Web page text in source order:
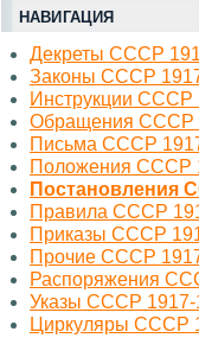
НАВИГАЦИЯ
Декреты СССР
Законы СССР
Инструкции СССР
Обращения СССР
Письма СССР
Положения СССР
Постановления
Правила СССР
Приказы СССР
Прочие СССР
Распоряжения
Указы СССР 1917-
Циркуляры СССР